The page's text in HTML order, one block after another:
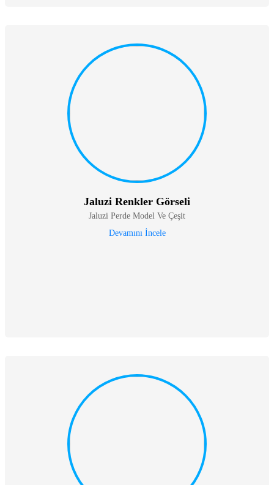
Jaluzi Renkler Görseli
Jaluzi Perde Model Ve Çeşit
Devamını İncele